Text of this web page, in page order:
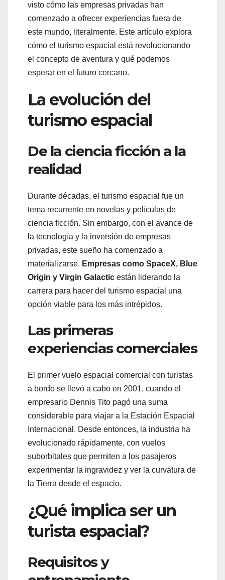
visto cómo las empresas privadas han
comenzado a ofrecer experiencias fuera de
este mundo, literalmente. Este artículo explora
cómo el turismo espacial está revolucionando
el concepto de aventura y qué podemos
esperar en el futuro cercano.
La evolución del
turismo espacial
De la ciencia ficción a la
realidad
Durante décadas, el turismo espacial fue un
tema recurrente en novelas y películas de
ciencia ficción. Sin embargo, con el avance de
la tecnología y la inversión de empresas
privadas, este sueño ha comenzado a
materializarse. Empresas como SpaceX, Blue
Origin y Virgin Galactic están liderando la
carrera para hacer del turismo espacial una
opción viable para los más intrépidos.
Las primeras
experiencias comerciales
El primer vuelo espacial comercial con turistas
a bordo se llevó a cabo en 2001, cuando el
empresario Dennis Tito pagó una suma
considerable para viajar a la Estación Espacial
Internacional. Desde entonces, la industria ha
evolucionado rápidamente, con vuelos
suborbitales que permiten a los pasajeros
experimentar la ingravidez y ver la curvatura de
la Tierra desde el espacio.
¿Qué implica ser un
turista espacial?
Requisitos y